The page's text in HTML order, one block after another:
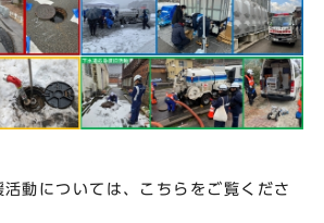
動については、こちらをご覧くださ